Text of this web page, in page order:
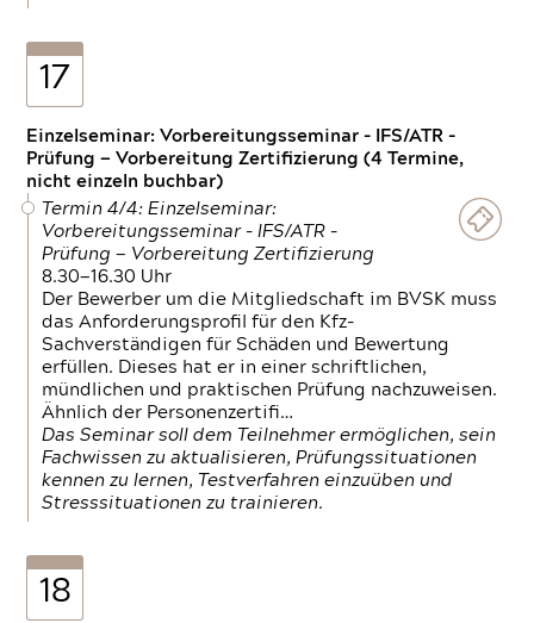
17
Einzelseminar: Vorbereitungsseminar - IFS/ATR -
Prüfung — Vorbereitung Zertifizierung (4 Termine,
nicht einzeln buchbar)
Termin 4/4: Einzelseminar:
Vorbereitungsseminar - IFS/ATR -
Prüfung — Vorbereitung Zertifizierung
8.30—16.30 Uhr
Der Bewerber um die Mitgliedschaft im BVSK muss
das Anforderungsprofil für den Kfz-
Sachverständigen für Schäden und Bewertung
erfüllen. Dieses hat er in einer schriftlichen,
mündlichen und praktischen Prüfung nachzuweisen.
Ähnlich der Personenzertifi…
Das Seminar soll dem Teilnehmer ermöglichen, sein
Fachwissen zu aktualisieren, Prüfungssituationen
kennen zu lernen, Testverfahren einzuüben und
Stresssituationen zu trainieren.
18